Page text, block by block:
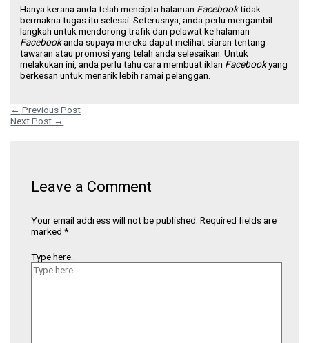
Hanya kerana anda telah mencipta halaman Facebooktidak
bermakna tugas itu selesai. Seterusnya, anda perlu mengambil
langkah untuk mendorong trafik dan pelawat ke halaman
Facebookanda supaya mereka dapat melihat siaran tentang
tawaran atau promosi yang telah anda selesaikan. Untuk
melakukan ini, anda perlu tahu cara membuat iklan Facebookyang
berkesan untuk menarik lebih ramai pelanggan.
← Previous Post
Next Post →
Leave a Comment
Your email address will not be published. Required fields are
marked *
Type here..